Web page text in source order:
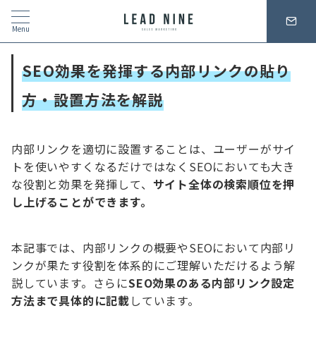
Menu
SEO効果を発揮する内部リンクの貼り
方・設置方法を解説
内部リンクを適切に設置することは、 ユーザーがサイ
トを使いやすくなるだけではなくSEOにおいても大き
な役割と効果を発揮して、 サイト全体の検索順位を押
し上げることができます。
本記事では、内部リンクの概要やSEOにおいて内部リ
ンクが果たす役割を体系的にご理解いただけるよう解
説しています。さらにSEO効果のある内部リンク設定
方法まで具体的に記載しています。